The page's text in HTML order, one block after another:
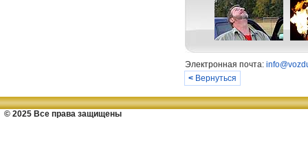
Электронная почта:
< Вернуться
© 2025 Все права защищены